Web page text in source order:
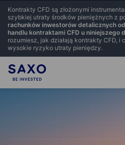
Kontrakty CFD są złożonymi
szybkiej utraty środków pieniężnych z
rachunków inwestorów detalicznych
handlu kontraktami CFD u niniejszego
rozumiesz, jak działają kontrakty CFD,
wysokie ryzyko utraty pieniędzy.